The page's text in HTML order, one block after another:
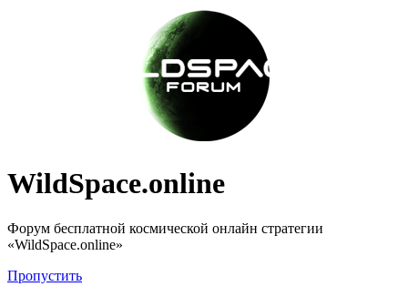
WildSpace.online
Форум бесплатной космической онлайн стратегии
«WildSpace.online»
Пропустить